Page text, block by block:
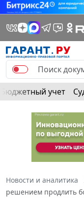
Бюджетный учет
Новости и аналитика
решением продлить